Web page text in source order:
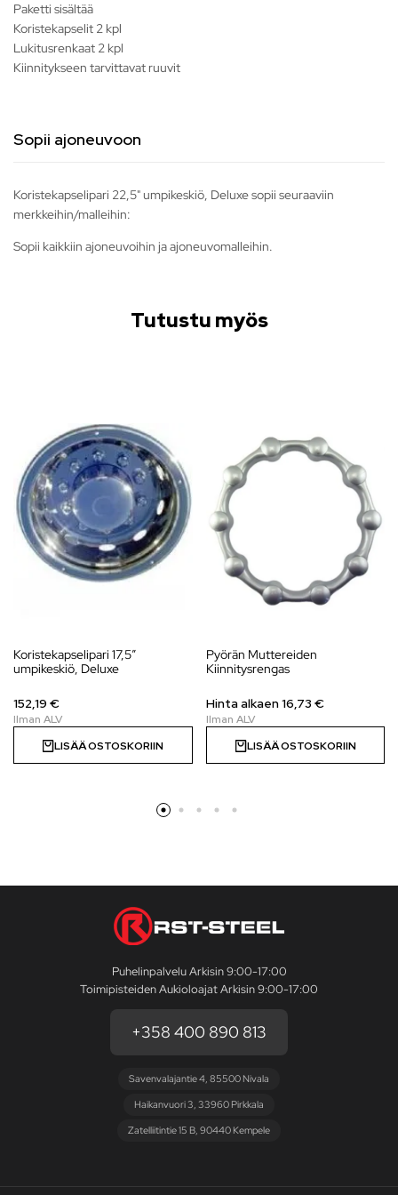
Paketti sisältää
Koristekapselit 2 kpl
Lukitusrenkaat 2 kpl
Kiinnitykseen tarvittavat ruuvit
Sopii ajoneuvoon
Koristekapselipari 22,5" umpikeskiö, Deluxe sopii seuraaviin
merkkeihin/malleihin:
Sopii kaikkiin ajoneuvoihin ja ajoneuvomalleihin.
Tutustu myös
Koristekapselipari 17,5″
umpikeskiö, Deluxe
152,19 €
LISÄÄ OSTOSKORIIN
Pyörän Muttereiden
Kiinnitysrengas
Hinta alkaen 16,73 €
LISÄÄ OSTOSKORIIN
Puhelinpalvelu Arkisin 9:00-17:00
Toimipisteiden Aukioloajat Arkisin 9:00-17:00
+358 400 890 813
Savenvalajantie 4, 85500 Nivala
Haikanvuori 3, 33960 Pirkkala
Zatelliitintie 15 B, 90440 Kempele